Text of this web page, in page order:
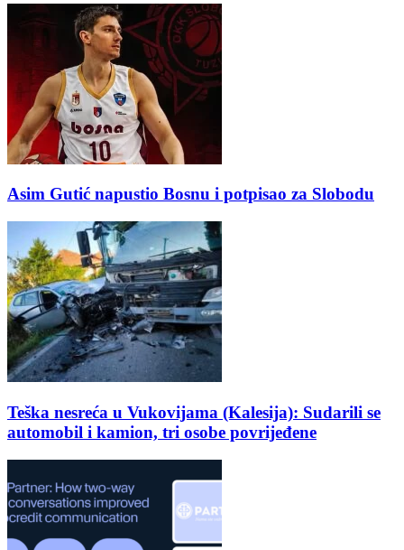
Asim Gutić napustio Bosnu i potpisao za Slobodu
Teška nesreća u Vukovijama (Kalesija): Sudarili se
automobil i kamion, tri osobe povrijeđene